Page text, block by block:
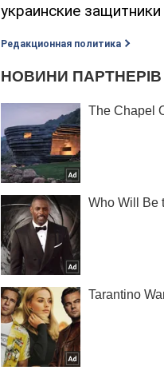
украинские
Редакционная политика